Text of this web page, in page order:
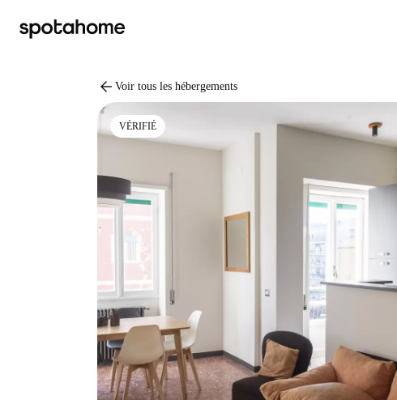
arrow_back Voir tous les hébergements
VÉRIFIÉ